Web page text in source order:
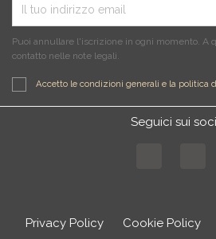
Puoi annullare l'iscrizione in ogni momento. A
contatto nelle note legali.
Accetto le condizioni generali e la politica
Seguici sui
Privacy Policy Cookie Policy